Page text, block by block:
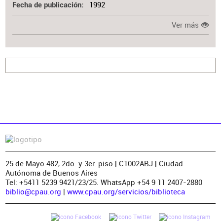
Fecha de publicación 1992
Ver más
25 de Mayo 482, 2do. y 3er. piso | C1002ABJ | Ciudad
Autónoma de Buenos Aires
Tel: +5411 5239 9421/23/25. WhatsApp +54 9 11 2407-2880
biblio@cpau.org | www.cpau.org/servicios/biblioteca